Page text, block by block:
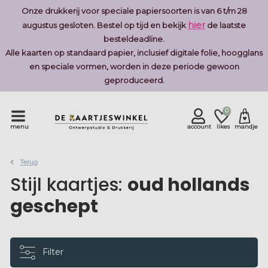
Onze drukkerij voor speciale papiersoorten is van 6 t/m 28
augustus gesloten. Bestel op tijd en bekijk hierde laatste
besteldeadline.
Alle kaarten op standaard papier, inclusief digitale folie, hoogglans
en speciale vormen, worden in deze periode gewoon
geproduceerd.
menu account likes
0
mandje
Terug
Stijl kaartjes: oud hollands
geschept
Filter